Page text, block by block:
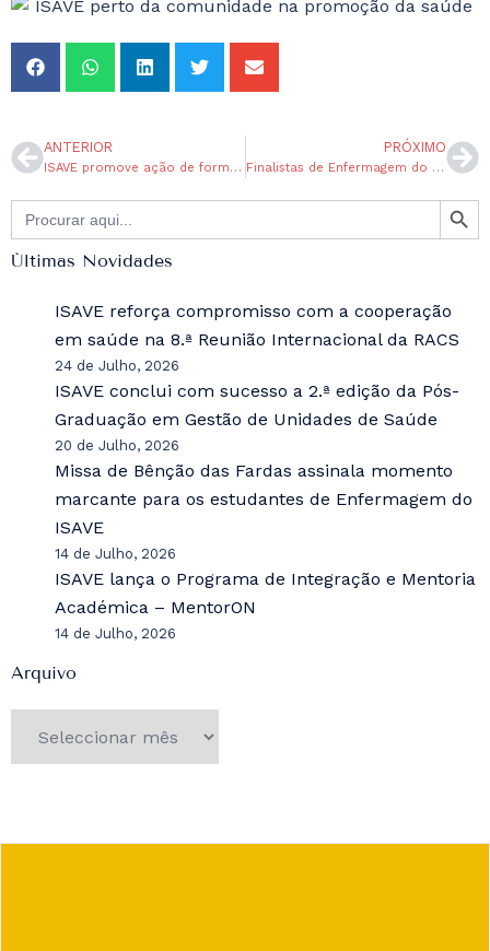
ANTERIOR
ISAVE promove ação de formação sobre Inteligência Artificial e Pedagogia Freinet no Ensino Superior
PRÓXIMO
Finalistas de Enfermagem do ISAVE participaram no evento “Sou Enfermeiro. E agora?”
Search
for:
SEARCH
Últimas Novidades
ISAVE reforça compromisso com a cooperação
em saúde na 8.ª Reunião Internacional da RACS
24 de Julho, 2026
ISAVE conclui com sucesso a 2.ª edição da Pós-
Graduação em Gestão de Unidades de Saúde
20 de Julho, 2026
Missa de Bênção das Fardas assinala momento
marcante para os estudantes de Enfermagem do
ISAVE
14 de Julho, 2026
ISAVE lança o Programa de Integração e Mentoria
Académica – MentorON
14 de Julho, 2026
Arquivo